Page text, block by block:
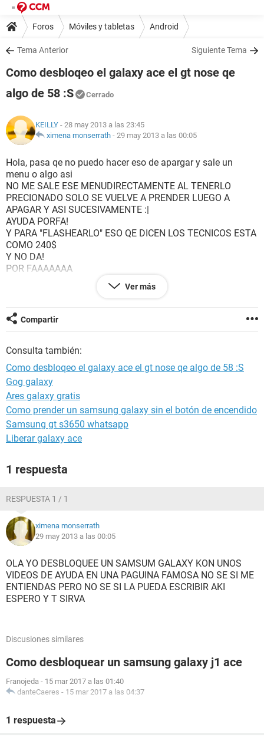
Foros Móviles y tabletas Android
Tema Anterior Siguiente Tema
Como desbloqeo el galaxy ace el gt nose qe
algo de 58 :S
Cerrado
KEILLY - 28 may 2013 a las 23:45
ximena monserrath - 29 may 2013 a las 00:05
Hola, pasa qe no puedo hacer eso de apargar y sale un
menu o algo asi
NO ME SALE ESE MENUDIRECTAMENTE AL TENERLO
PRECIONADO SOLO SE VUELVE A PRENDER LUEGO A
APAGAR Y ASI SUCESIVAMENTE :|
AYUDA PORFA!
Y PARA "FLASHEARLO" ESO QE DICEN LOS TECNICOS ESTA
COMO 240$
Y NO DA!
POR FAAAAAAA
Ver más
Compartir
Consulta también:
Como desbloqeo el galaxy ace el gt nose qe algo de 58 :S
Gog galaxy
Ares galaxy gratis
Como prender un samsung galaxy sin el botón de encendido
Samsung gt s3650 whatsapp
Liberar galaxy ace
1 respuesta
RESPUESTA 1 / 1
ximena monserrath
29 may 2013 a las 00:05
OLA YO DESBLOQUEE UN SAMSUM GALAXY KON UNOS
VIDEOS DE AYUDA EN UNA PAGUINA FAMOSA NO SE SI ME
ENTIENDAS PERO NO SE SI LA PUEDA ESCRIBIR AKI
ESPERO Y T SIRVA
Discusiones similares
Como desbloquear un samsung galaxy j1 ace
Franojeda - 15 mar 2017 a las 01:40
danteCaeres - 15 mar 2017 a las 04:37
1 respuesta